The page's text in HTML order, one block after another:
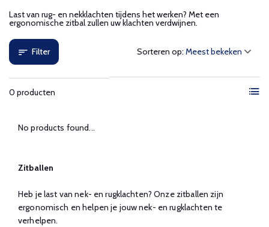
Last van rug- en nekklachten tijdens het werken? Met een
ergonomische zitbal zullen uw klachten verdwijnen.
Filter
0 producten
Sorteren op:
No products found...
Zitballen
Heb je last van nek- en rugklachten? Onze zitballen zijn
ergonomisch en helpen je jouw nek- en rugklachten te
verhelpen.